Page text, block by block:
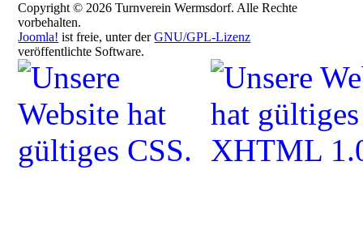
Copyright © 2026 Turnverein Wermsdorf. Alle Rechte
vorbehalten.
Joomla! ist freie, unter derGNU/GPL-Lizenz
veröffentlichte Software.